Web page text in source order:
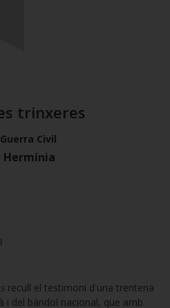
trinxeres
Civil
Hermínia
recull el testimoni d'una trentena
i del bàndol nacional, que amb